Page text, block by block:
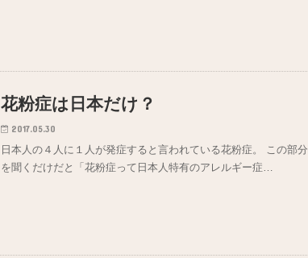
花粉症は日本だけ？
2017.05.30
日本人の４人に１人が発症すると言われている花粉症。 この部分
を聞くだけだと「花粉症って日本人特有のアレルギー症…